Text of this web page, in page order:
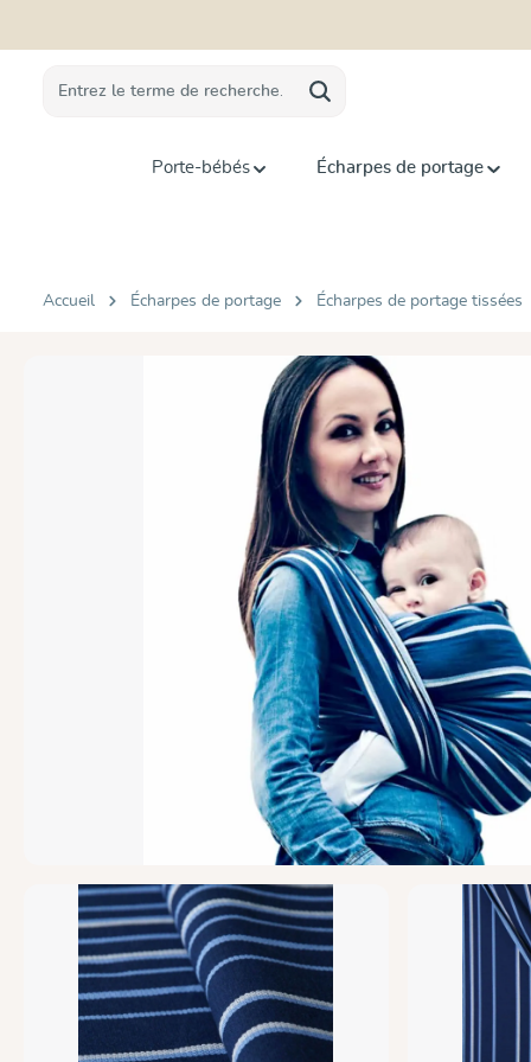
Porte-bébés Écharpes de portage
Accueil Écharpes de portage Écharpes de portage tissées